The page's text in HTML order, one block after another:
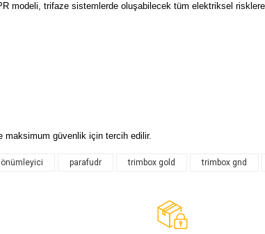
modeli, trifaze sistemlerde oluşabilecek tüm elektriksel
maksimum güvenlik için tercih edilir.
parafudr trimbox gold trimbox gnd